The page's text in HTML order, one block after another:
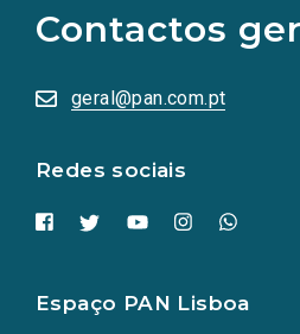
Contactos
geral@pan.com.pt
Redes sociais
redes
sociais
numa
nova
Espaço PAN Lisboa